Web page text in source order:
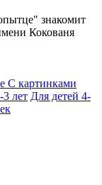
знакомит
Кокованя
С картинками
3 лет Для детей 4-